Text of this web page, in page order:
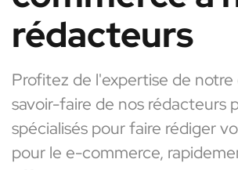
rédacteurs
Profitez de l'expertise de
savoir-faire de nos rédacteurs
spécialisés pour faire rédiger
pour le e-commerce,